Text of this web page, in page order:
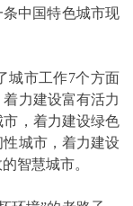
中国特色城市现
城市工作7个方面
力建设富有活力
，着力建设绿色
城市，着力建设
智慧城市。